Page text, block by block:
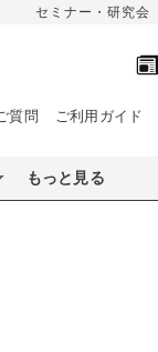
セミナー・研究会
質問 ご利用ガイド
もっと見る